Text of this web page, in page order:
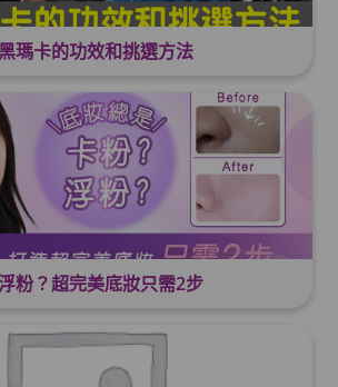
瑪卡的功效和挑選方法
粉？超完美底妝只需2步